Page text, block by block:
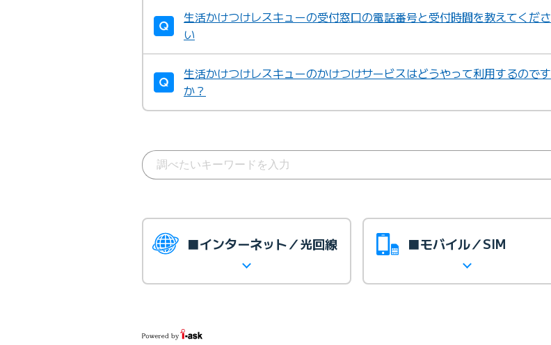
生活かけつけレスキューの受付窓口の電話番号と受付時間を教えてくださ
い
生活かけつけレスキューのかけつけサービスはどうやって利用するのです
か？
■インターネット／光回線 ■モバイル／SIM